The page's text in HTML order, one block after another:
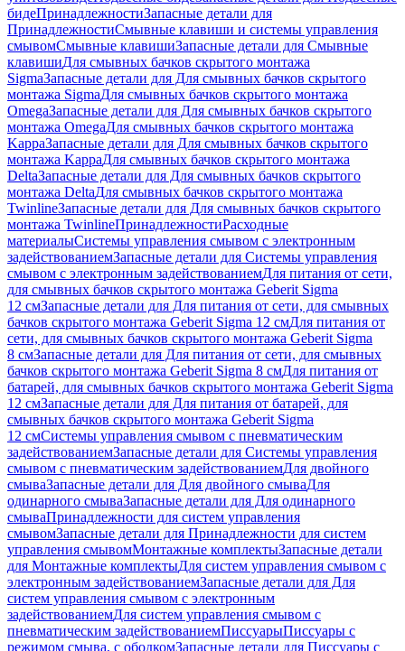
бидеПринадлежностиЗапасные детали для
ПринадлежностиСмывные клавиши и системы управления
смывомСмывные клавишиЗапасные детали для Смывные
клавишиДля смывных бачков скрытого монтажа
SigmaЗапасные детали для Для смывных бачков скрытого
монтажа SigmaДля смывных бачков скрытого монтажа
OmegaЗапасные детали для Для смывных бачков скрытого
монтажа OmegaДля смывных бачков скрытого монтажа
KappaЗапасные детали для Для смывных бачков скрытого
монтажа KappaДля смывных бачков скрытого монтажа
DeltaЗапасные детали для Для смывных бачков скрытого
монтажа DeltaДля смывных бачков скрытого монтажа
TwinlineЗапасные детали для Для смывных бачков скрытого
монтажа TwinlineПринадлежностиРасходные
материалыСистемы управления смывом с электронным
задействованиемЗапасные детали для Системы управления
смывом с электронным задействованиемДля питания от сети,
для смывных бачков скрытого монтажа Geberit Sigma
12 смЗапасные детали для Для питания от сети, для смывных
бачков скрытого монтажа Geberit Sigma 12 смДля питания от
сети, для смывных бачков скрытого монтажа Geberit Sigma
8 смЗапасные детали для Для питания от сети, для смывных
бачков скрытого монтажа Geberit Sigma 8 смДля питания от
батарей, для смывных бачков скрытого монтажа Geberit Sigma
12 смЗапасные детали для Для питания от батарей, для
смывных бачков скрытого монтажа Geberit Sigma
12 смСистемы управления смывом с пневматическим
задействованиемЗапасные детали для Системы управления
смывом с пневматическим задействованиемДля двойного
смываЗапасные детали для Для двойного смываДля
одинарного смываЗапасные детали для Для одинарного
смываПринадлежности для систем управления
смывомЗапасные детали для Принадлежности для систем
управления смывомМонтажные комплектыЗапасные детали
для Монтажные комплектыДля систем управления смывом с
электронным задействованиемЗапасные детали для Для
систем управления смывом с электронным
задействованиемДля систем управления смывом с
пневматическим задействованиемПиссуарыПиссуары с
режимом смыва, с ободкомЗапасные детали для Писсуары с